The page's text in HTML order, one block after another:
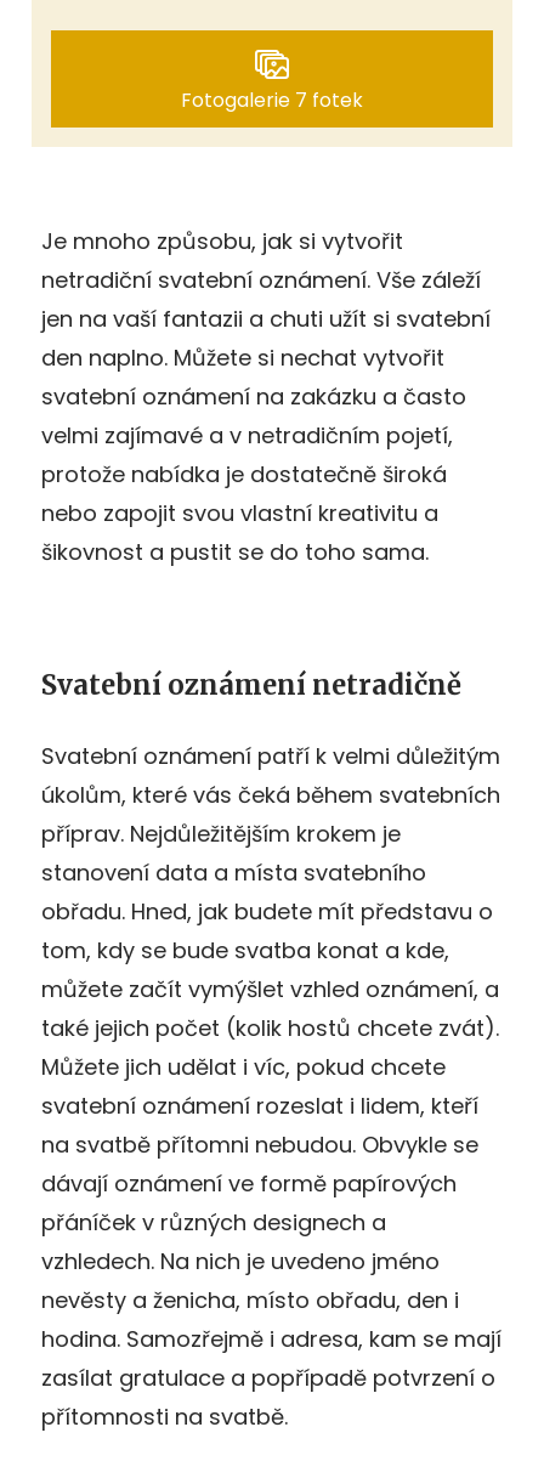
Fotogalerie 7 fotek
Je mnoho způsobu, jak si vytvořit
netradiční svatební oznámení. Vše záleží
jen na vaší fantazii a chuti užít si svatební
den naplno. Můžete si nechat vytvořit
svatební oznámení na zakázku a často
velmi zajímavé a v netradičním pojetí,
protože nabídka je dostatečně široká
nebo zapojit svou vlastní kreativitu a
šikovnost a pustit se do toho sama.
Svatební oznámení netradičně
Svatební oznámení patří k velmi důležitým
úkolům, které vás čeká během svatebních
příprav. Nejdůležitějším krokem je
stanovení data a místa svatebního
obřadu. Hned, jak budete mít představu o
tom, kdy se bude svatba konat a kde,
můžete začít vymýšlet vzhled oznámení, a
také jejich počet (kolik hostů chcete zvát).
Můžete jich udělat i víc, pokud chcete
svatební oznámení rozeslat i lidem, kteří
na svatbě přítomni nebudou. Obvykle se
dávají oznámení ve formě papírových
přáníček v různých designech a
vzhledech. Na nich je uvedeno jméno
nevěsty a ženicha, místo obřadu, den i
hodina. Samozřejmě i adresa, kam se mají
zasílat gratulace a popřípadě potvrzení o
přítomnosti na svatbě.